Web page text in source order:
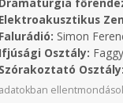
Elektroakusztikus
Falurádió: Simon
Ifjúsági Osztály:
Szórakoztató Osztály: